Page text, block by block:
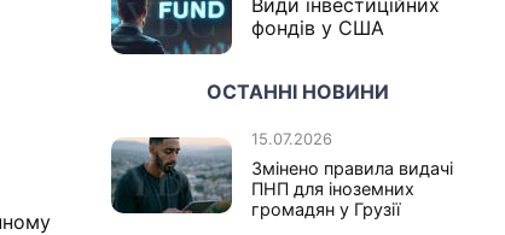
фондів у США
ОСТАННІ НОВИНИ
15.07.2026
Змінено правила видачі
ПНП для іноземних
громадян у Грузії